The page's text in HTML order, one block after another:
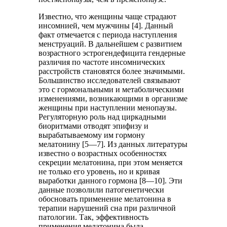
Известно, что женщины чаще страдают
инсомнией, чем мужчины [4]. Данный
факт отмечается с периода наступления
менструаций. В дальнейшем с развитием
возрастного эстрогендефицита гендерные
различия по частоте инсомнических
расстройств становятся более значимыми.
Большинство исследователей связывают
это с гормональными и метаболическими
изменениями, возникающими в организме
женщины при наступлении менопаузы.
Регуляторную роль над циркадными
биоритмами отводят эпифизу и
вырабатываемому им гормону
мелатонину [5—7]. Из данных литературы
известно о возрастных особенностях
секреции мелатонина, при этом меняется
не только его уровень, но и кривая
выработки данного гормона [8—10]. Эти
данные позволили патогенетически
обосновать применение мелатонина в
терапии нарушений сна при различной
патологии. Так, эффективность